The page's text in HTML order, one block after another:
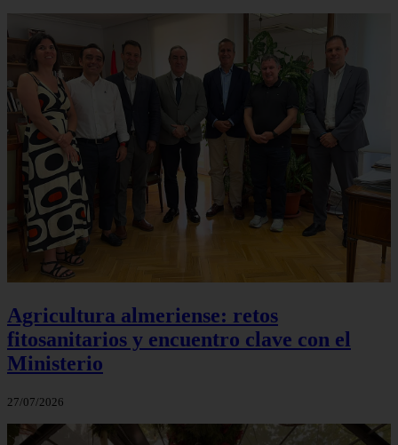
Agricultura almeriense: retos
fitosanitarios y encuentro clave con el
Ministerio
27/07/2026